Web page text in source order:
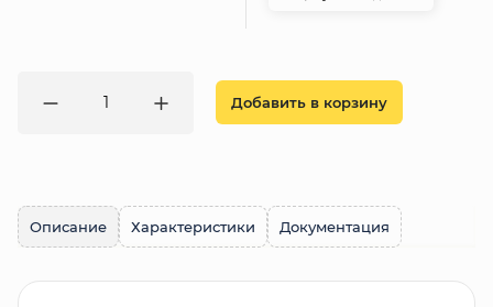
Добавить в корзину
Описание Характеристики Документация